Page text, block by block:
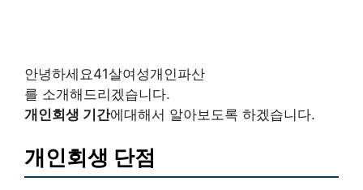
안녕하세요41살여성개인파산
를 소개해드리겠습니다.
개인회생 기간에대해서 알아보도록 하겠습니다.
개인회생 단점